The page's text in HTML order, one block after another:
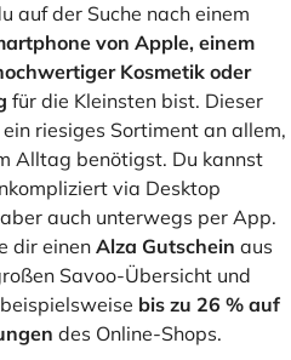
auf der Suche nach einem
von Apple, einem
Kosmetik oder
für die Kleinsten bist. Dieser
riesiges Sortiment an allem,
Alltag benötigst. Du kannst
via Desktop
auch unterwegs per App.
dir einenAlza Gutschein aus
Savoo-Übersicht und
bis zu 26 % auf
des Online-Shops.